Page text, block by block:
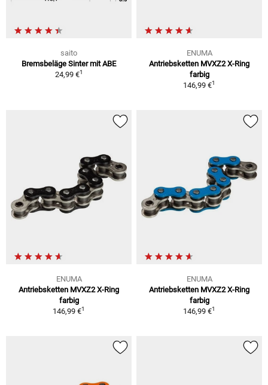
saito
Bremsbeläge Sinter mit ABE
24,99 €1
ENUMA
Antriebsketten MVXZ2 X-Ring
farbig
146,99 €1
ENUMA
Antriebsketten MVXZ2 X-Ring
farbig
146,99 €1
ENUMA
Antriebsketten MVXZ2 X-Ring
farbig
146,99 €1